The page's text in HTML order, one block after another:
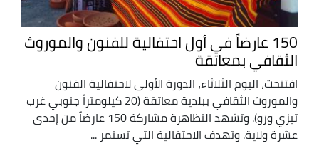
150 عارضاً في أول احتفالية للفنون والموروث
الثقافي بمعاتقة
افتتحت، اليوم الثلاثاء، الدورة الأولى لاحتفالية الفنون
والموروث الثقافي ببلدية معاتقة (20 كيلومتراً جنوبي غرب
تيزي وزو). وتشهد التظاهرة مشاركة 150 عارضاً من إحدى
عشرة ولاية. وتهدف الاحتفالية التي تستمر ...